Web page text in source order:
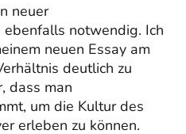
neuer
notwendig. Ich
neuen Essay am
deutlich zu
dass man
um die Kultur des
erleben zu können.